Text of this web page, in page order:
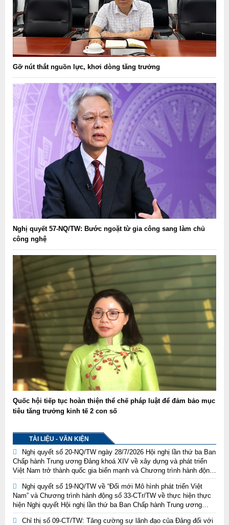
Gỡ nút thắt nguồn lực, khơi dòng tăng trưởng
Nghị quyết 57-NQ/TW: Bước ngoặt từ gia công sang làm chủ
công nghệ
Quốc hội tiếp tục hoàn thiện thể chế pháp luật để đảm bảo mục
tiêu tăng trưởng kinh tế 2 con số
TÀI LIỆU - VĂN KIỆN
Nghị quyết số 20-NQ/TW ngày 28/7/2026 Hội nghị lần thứ ba Ban
Chấp hành Trung ương Đảng khoá XIV về xây dựng và phát triển
Việt Nam trở thành quốc gia biển mạnh và Chương trình hành động
thực hiện Nghị quyết Trung ương 3, khóa XIV về xây dựng và phát
triển Việt Nam trở thành quốc gia biển mạnh
Nghị quyết số 19-NQ/TW về “Đổi mới Mô hình phát triển Việt
Nam” và Chương trình hành động số 33-CTr/TW về thực hiện thực
hiện Nghị quyết Hội nghị lần thứ ba Ban Chấp hành Trung ương
Đảng khoá XIV về đổi mới mô hình phát triển Việt Nam
Chỉ thị số 09-CT/TW: Tăng cường sự lãnh đạo của Đảng đối với